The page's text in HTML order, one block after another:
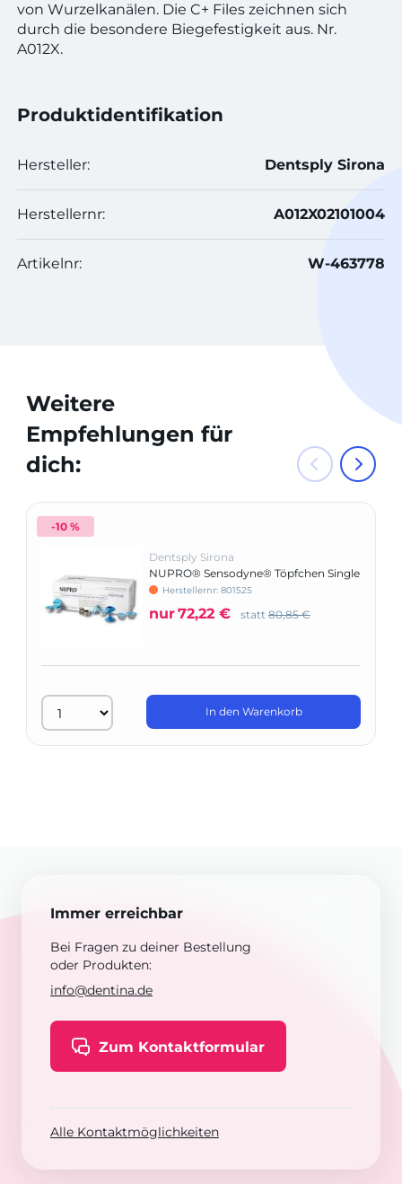
von Wurzelkanälen. Die C+ Files zeichnen sich
durch die besondere Biegefestigkeit aus. Nr.
A012X.
Produktidentifikation
Hersteller: Dentsply Sirona
Herstellernr: A012X02101004
Artikelnr: W-463778
Weitere
Empfehlungen für
dich:
-10 %
Dentsply Sirona
NUPRO® Sensodyne® Töpfchen Single
Dose ohne Fluorid
Herstellernr: 801525
nur72,22 € statt 80,85 €
In den Warenkorb
Immer erreichbar
Bei Fragen zu deiner Bestellung
oder Produkten:
info@dentina.de
Zum Kontaktformular
Alle Kontaktmöglichkeiten